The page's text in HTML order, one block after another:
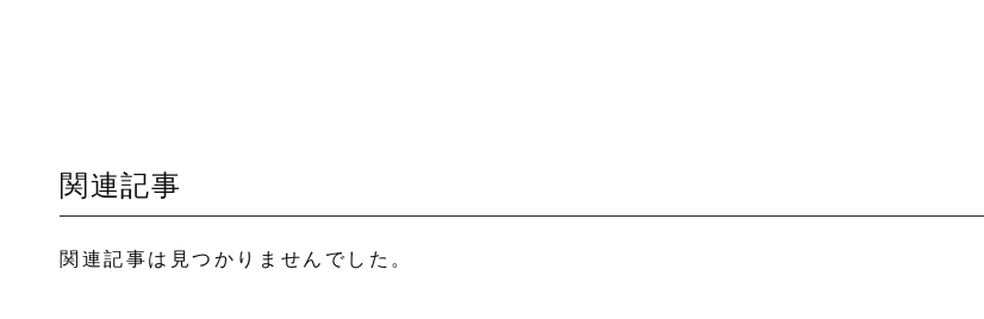
関連記事
関連記事は見つかりませんでした。